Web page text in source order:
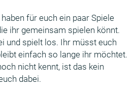
für euch ein paar Spiele
ihr gemeinsam spielen könnt.
und spielt los. Ihr müsst euch
einfach so lange ihr möchtet.
nicht kennt, ist das kein
dabei.